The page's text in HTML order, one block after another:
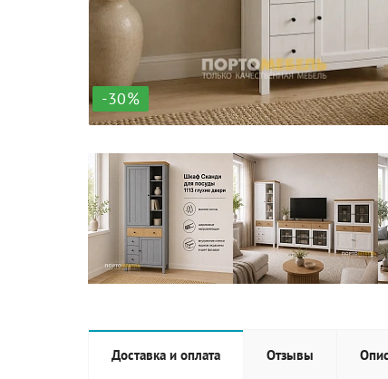
-30%
Доставка и оплата Отзывы